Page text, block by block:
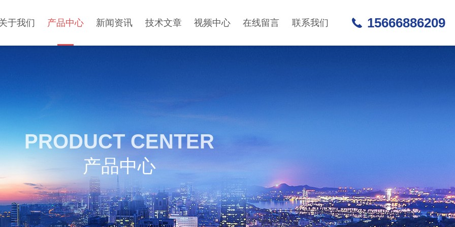
于我们 产品中心 新闻资讯 技术文章 视频中心 在线留言 联系我们 15666886209
PRODUCT CENTER
产品中心